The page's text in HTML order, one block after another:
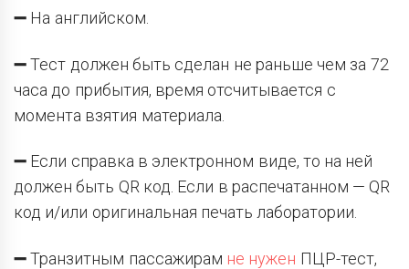
➖ На английском.
➖Тест должен быть сделан не раньше чем за 72
часа до прибытия, время отсчитывается с
момента взятия материала.
➖ Если справка в электронном виде, то на ней
должен быть QR код. Если в распечатанном — QR
код и/или оригинальная печать лаборатории.
➖Транзитным пассажирам не нужен ПЦР-тест,